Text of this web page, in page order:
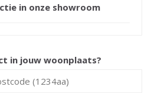
in onze showroom
in jouw woonplaats?